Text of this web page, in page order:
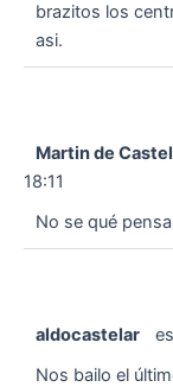
brazitos los
asi.
Martin de
18:11
No se qué
aldocastelar
Nos bailo el